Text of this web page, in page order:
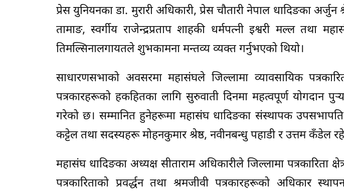
प्रेस युनियनका डा. मुरारी अधिकारी, प्रेस चौतारी नेपाल धादिङका अर्जुन
तामाङ, स्वर्गीय राजेन्द्रप्रताप शाहकी धर्मपत्नी इश्वरी मल्ल तथा
तिमल्सिनालगायतले शुभकामना मन्तव्य व्यक्त गर्नुभएको थियो।
साधारणसभाको अवसरमा महासंघले जिल्लामा व्यावसायिक
पत्रकारहरूको हकहितका लागि सुरुवाती दिनमा महत्वपूर्ण योगदान
गरेको छ। सम्मानित हुनेहरूमा महासंघ धादिङका संस्थापक उपसभापति
कट्टेल तथा सदस्यहरू मोहनकुमार श्रेष्ठ, नवीनबन्धु पहाडी र उत्तम कँडेल
महासंघ धादिङका अध्यक्ष सीताराम अधिकारीले जिल्लामा पत्रकारिता
पत्रकारिताको प्रवर्द्धन तथा श्रमजीवी पत्रकारहरूको अधिकार